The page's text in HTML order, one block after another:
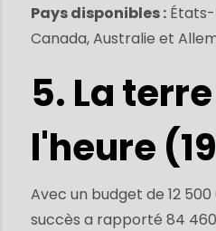
Pays disponibles : États-
Canada, Australie et
5. La
l'heure
Avec un budget de 12
succès a rapporté 84